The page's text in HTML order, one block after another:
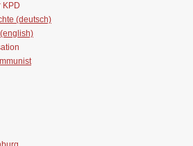
KPD
(deutsch)